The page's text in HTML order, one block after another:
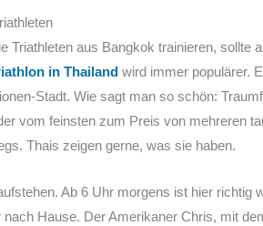
Triathleten aus Bangkok trainieren, sollte
in Thailand wird immer populärer.
Stadt. Wie sagt man so schön:
vom feinsten zum Preis von mehreren
Thais zeigen gerne, was sie haben.
Ab 6 Uhr morgens ist hier richtig
Hause. Der Amerikaner Chris, mit